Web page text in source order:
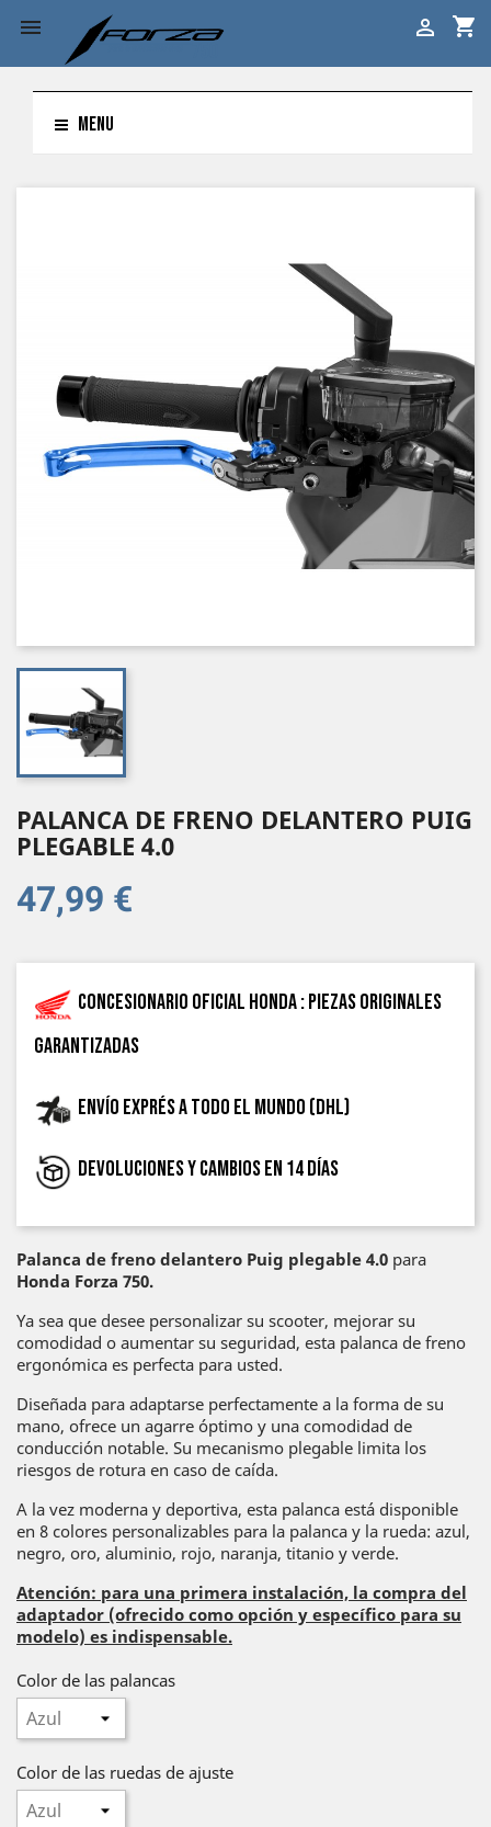
 shopping_cart

MENU
PALANCA DE FRENO DELANTERO PUIG
PLEGABLE 4.0
47,99 €
Concesionario oficial Honda : piezas originales
garantizadas
Envío exprés a todo el mundo (DHL)
Devoluciones y cambios en 14 días
Palanca de freno delantero Puig plegable 4.0 para
Honda Forza 750.
Ya sea que desee personalizar su scooter, mejorar su
comodidad o aumentar su seguridad, esta palanca de freno
ergonómica es perfecta para usted.
Diseñada para adaptarse perfectamente a la forma de su
mano, ofrece un agarre óptimo y una comodidad de
conducción notable. Su mecanismo plegable limita los
riesgos de rotura en caso de caída.
A la vez moderna y deportiva, esta palanca está disponible
en 8 colores personalizables para la palanca y la rueda: azul,
negro, oro, aluminio, rojo, naranja, titanio y verde.
Atención: para una primera instalación, la compra del
adaptador (ofrecido como opción y específico para su
modelo) es indispensable.
Color de las palancas
Color de las ruedas de ajuste